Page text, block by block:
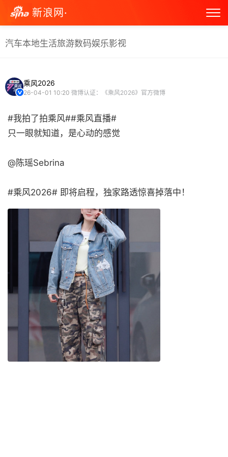
新浪网·
汽车本地生活旅游数码娱乐影视
乘风2026
26-04-01 10:20 微博认证：《乘风2026》官方微博
#我拍了拍乘风##乘风直播#
只一眼就知道，是心动的感觉
@陈瑶Sebrina
#乘风2026# 即将启程，独家路透惊喜掉落中！ ​